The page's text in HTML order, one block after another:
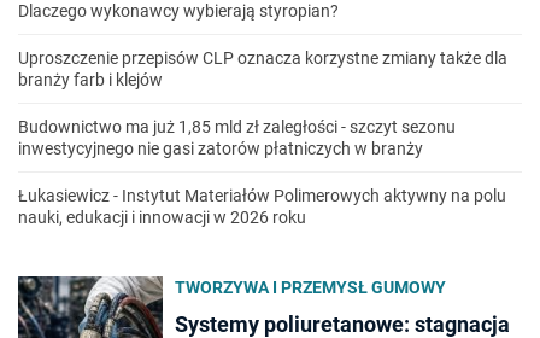
Dlaczego wykonawcy wybierają styropian?
Uproszczenie przepisów CLP oznacza korzystne zmiany także dla
branży farb i klejów
Budownictwo ma już 1,85 mld zł zaległości - szczyt sezonu
inwestycyjnego nie gasi zatorów płatniczych w branży
Łukasiewicz - Instytut Materiałów Polimerowych aktywny na polu
nauki, edukacji i innowacji w 2026 roku
TWORZYWA I PRZEMYSŁ GUMOWY
Systemy poliuretanowe: stagnacja